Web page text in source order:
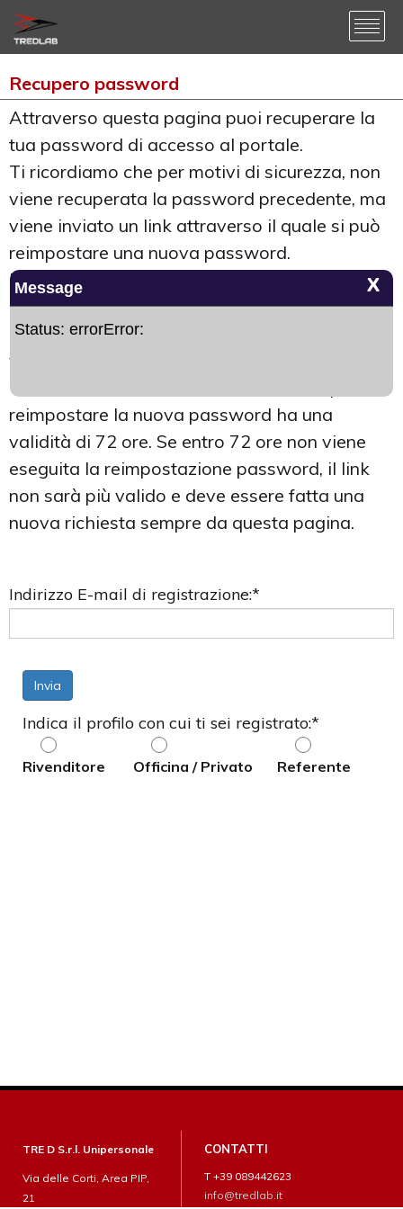
Recupero password
Attraverso questa pagina puoi recuperare la
tua password di accesso al portale.
Ti ricordiamo che per motivi di sicurezza, non
viene recuperata la password precedente, ma
viene inviato un link attraverso il quale si può
reimpostare una nuova password.
Il link viene inviato all'indirizzo e-mail di
registrazione al portale, che dovrà essere
indidcato nel campo di testo sottostante. Una
volta indicato l'indirizzo e-mail clicca sul tasto
"Invia". Ti ricordiamo, inoltre, che il link per
reimpostare la nuova password ha una
validità di 72 ore. Se entro 72 ore non viene
eseguita la reimpostazione password, il link
non sarà più valido e deve essere fatta una
nuova richiesta sempre da questa pagina.
Indirizzo E-mail di registrazione:*
Invia
Indica il profilo con cui ti sei registrato:*
Rivenditore Officina / Privato Referente
TRE D S.r.l. Unipersonale
Via delle Corti, Area PIP,
21
CONTATTI
T +39 089442623
info@tredlab.it
Message X
Status: errorError: